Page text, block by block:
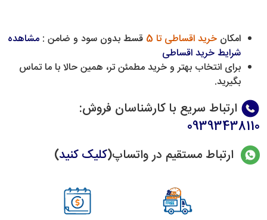
امکان خرید اقساطی تا 5 قسط بدون سود و ضامن : مشاهده
شرایط خرید اقساطی
برای انتخاب بهتر و خرید مطمئن تر، همین حالا با ما تماس
بگیرید.
ارتباط سریع با کارشناسان فروش:
09393438110
ارتباط مستقیم در واتساپ(کلیک کنید)